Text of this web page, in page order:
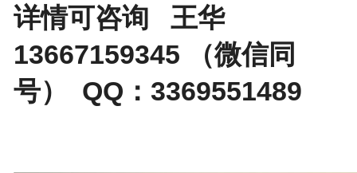
详情可咨询 王华
13667159345 （微信同
号） QQ：3369551489